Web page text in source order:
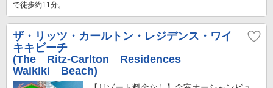
で徒歩約11分。
ザ・リッツ・カールトン・レジデンス・ワイ
キキビーチ
(The Ritz-Carlton Residences
Waikiki Beach)